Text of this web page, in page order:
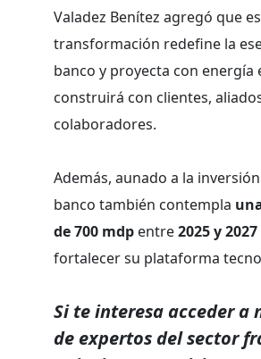
Valadez Benítez agregó que
transformación redefine la
banco y proyecta con
construirá con clientes,
colaboradores.
Además, aunado a la
banco también contempla
de 700 mdp entre2025 y 2027
fortalecer su plataforma
Si te interesa acceder a
de expertos del sector